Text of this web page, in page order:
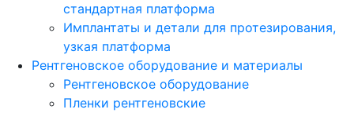
стандартная платформа
Имплантаты и детали для протезирования,
узкая платформа
Рентгеновское оборудование и материалы
Рентгеновское оборудование
Пленки рентгеновские